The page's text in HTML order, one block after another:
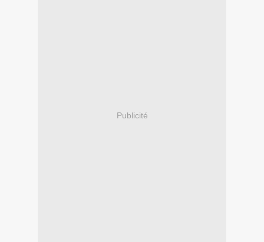
Publicité